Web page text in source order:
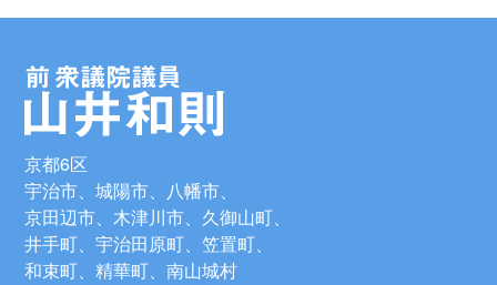
京都6区
宇治市、城陽市、八幡市、
京田辺市、木津川市、久御山町、
井手町、宇治田原町、笠置町、
和束町、精華町、南山城村